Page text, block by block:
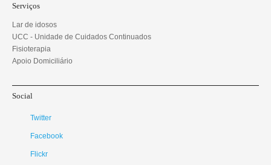
Serviços
Lar de idosos
UCC - Unidade de Cuidados Continuados
Fisioterapia
Apoio Domiciliário
Social
Twitter
Facebook
Flickr